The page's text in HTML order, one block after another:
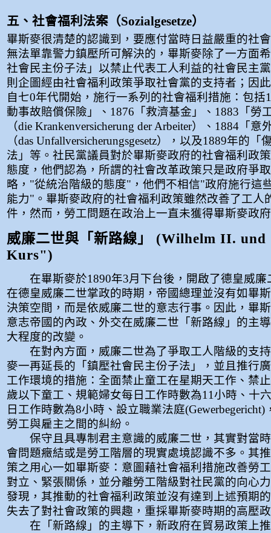
五、社會福利法案（Sozialgesetze）
畢斯麥很清楚的認識到，要應付當時日益嚴重的社
無法單靠警力鎮壓所可解決的，畢斯麥除了一方面
社會民主份子法」以禁止代表工人利益的社會民主
則企圖經由社會福利政策爭取社會黨的支持者；因
自七0年代開始，施行一系列的社會福利措施：包括
動事故賠償保險」、1876「救濟基金」、1883「勞
（die Krankenversicherung der Arbeiter）、1884「
（das Unfallversicherungsgesetz），以及1889年的「
法」等。社民黨議員對於畢斯麥政府的社會福利政
態度，他們認為，所謂的社會改革政策只是政府爭
略，"從統治階級的態度"，他們不相信"政府施行這
能力"。畢斯麥政府的社會福利政策雖然改善了工人
件，然而，勞工問題在政治上一直未獲得畢斯麥政
威廉二世與「新路線」 (Wilhelm II.
Kurs")
在畢斯麥於1890年3月下台後，開啟了德皇威廉
在德皇威廉二世掌政的時期，帝國總理並沒有如畢
決策空間，而是依威廉二世的意志行事。因此，畢
意志帝國的內政、外交在威廉二世「新路線」的主
大程度的改變。
在對內方面，威廉二世為了爭取工人階級的支
麥一再延長的「鎮壓社會民主份子法」，並且推行
工作環境的措施：全面禁止童工在星期天工作、禁
歲以下童工、規範婦女每日工作時數為11小時、十
日工作時數為8小時、設立職業法庭(Gewerbegericht)
勞工與雇主之間的糾紛。
保守且具專制君主意識的威廉二世，其實對當
會問題癥結或是勞工階層的現實處境認識不多。其
策之用心一如畢斯麥：意圖藉社會福利措施改善勞
對立、緊張關係，並分離勞工階級對社民黨的向心
發現，其推動的社會福利政策並沒有達到上述預期
失去了對社會政策的興趣，重採畢斯麥時期的高壓
在「新路線」的主導下，新政府在貿易政策上